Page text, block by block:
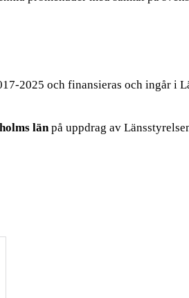
2025 och finansieras och ingår i
län på uppdrag av